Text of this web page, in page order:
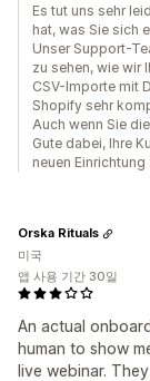
Es tut uns sehr
hat, was Sie sich
Unser Support-
zu sehen, wie wir
CSV-Importe mit
Shopify sehr
Auch wenn Sie
Gute dabei, Ihre
neuen
An actual
human to show
live webinar.
Orska Rituals
미국
앱 사용 기간 30일